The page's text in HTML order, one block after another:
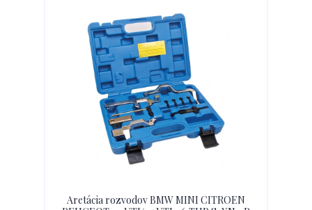
Aretácia rozvodov BMW MINI CITROEN